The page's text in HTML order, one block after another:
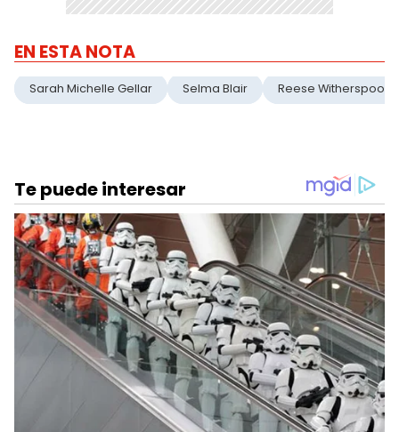
EN ESTA NOTA
Sarah Michelle Gellar Selma Blair Reese Witherspoon